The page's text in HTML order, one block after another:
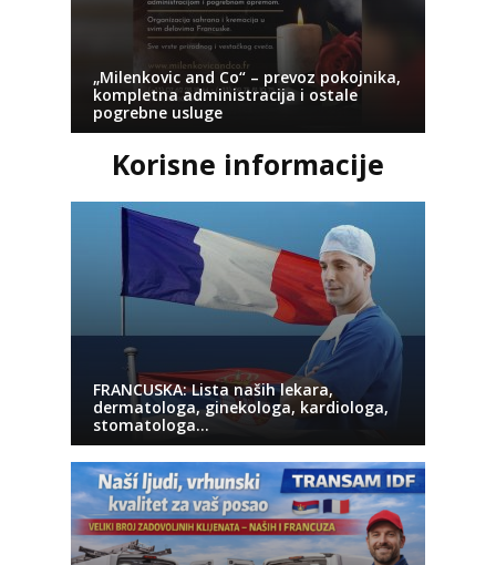
„Milenkovic and Co“ – prevoz pokojnika,
kompletna administracija i ostale
pogrebne usluge
Korisne informacije
FRANCUSKA: Lista naših lekara,
dermatologa, ginekologa, kardiologa,
stomatologa…